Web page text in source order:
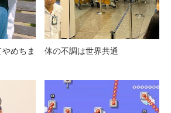
やめちま
体の不調は世界共通